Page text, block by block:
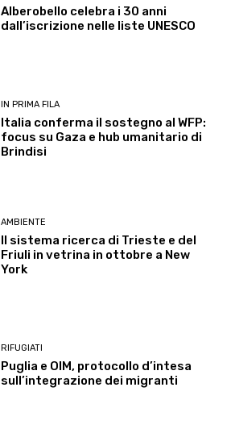
Alberobello celebra i 30 anni
dall’iscrizione nelle liste UNESCO
IN PRIMA FILA
Italia conferma il sostegno al WFP:
focus su Gaza e hub umanitario di
Brindisi
AMBIENTE
Il sistema ricerca di Trieste e del
Friuli in vetrina in ottobre a New
York
RIFUGIATI
Puglia e OIM, protocollo d’intesa
sull’integrazione dei migranti